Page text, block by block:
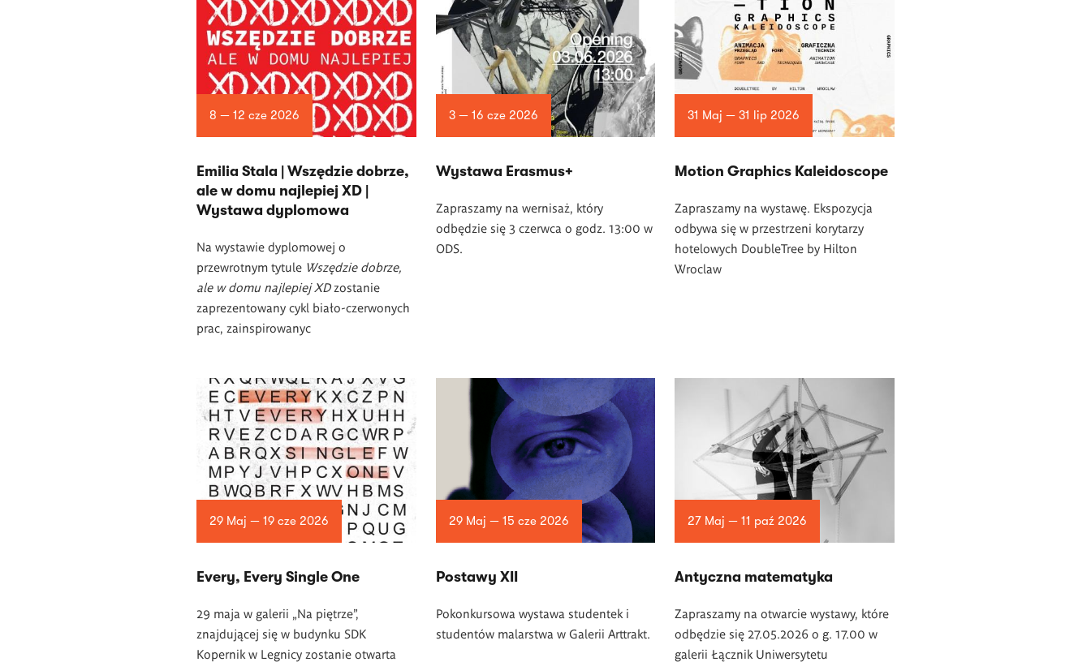
8 — 12 cze 2026
Emilia Stala | Wszędzie dobrze,
ale w domu najlepiej XD |
Wystawa dyplomowa
Na wystawie dyplomowej o
przewrotnym tytule Wszędzie dobrze,
ale w domu najlepiej XDzostanie
zaprezentowany cykl biało-czerwonych
prac, zainspirowanyc
3 — 16 cze 2026
Wystawa Erasmus+
Zapraszamy na wernisaż, który
odbędzie się 3 czerwca o godz. 13:00 w
ODS.
31 Maj — 31 lip 2026
Motion Graphics Kaleidoscope
Zapraszamy na wystawę. Ekspozycja
odbywa się w przestrzeni korytarzy
hotelowych DoubleTree by Hilton
Wroclaw
29 Maj — 19 cze 2026
Every, Every Single One
29 maja w galerii „Na piętrze”,
znajdującej się w budynku SDK
Kopernik w Legnicy zostanie otwarta
29 Maj — 15 cze 2026
Postawy XII
Pokonkursowa wystawa studentek i
studentów malarstwa w Galerii Arttrakt.
27 Maj — 11 paź 2026
Antyczna matematyka
Zapraszamy na otwarcie wystawy, które
odbędzie się 27.05.2026 o g. 17.00 w
galerii Łącznik Uniwersytetu